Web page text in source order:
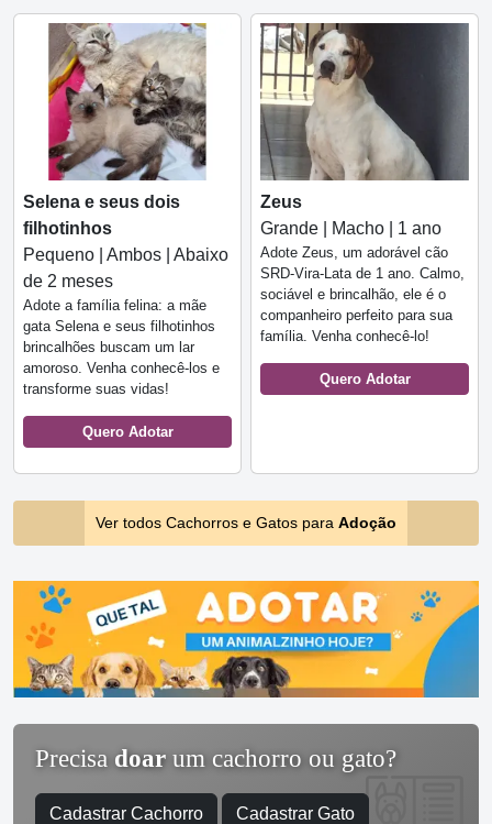
Selena e seus dois
filhotinhos
Pequeno | Ambos | Abaixo
de 2 meses
Adote a família felina: a mãe
gata Selena e seus filhotinhos
brincalhões buscam um lar
amoroso. Venha conhecê-los e
transforme suas vidas!
Quero Adotar
Zeus
Grande | Macho | 1 ano
Adote Zeus, um adorável cão
SRD-Vira-Lata de 1 ano. Calmo,
sociável e brincalhão, ele é o
companheiro perfeito para sua
família. Venha conhecê-lo!
Quero Adotar
Ver todos Cachorros e Gatos para Adoção
Precisa doar um cachorro ou gato?
Cadastrar Cachorro Cadastrar Gato